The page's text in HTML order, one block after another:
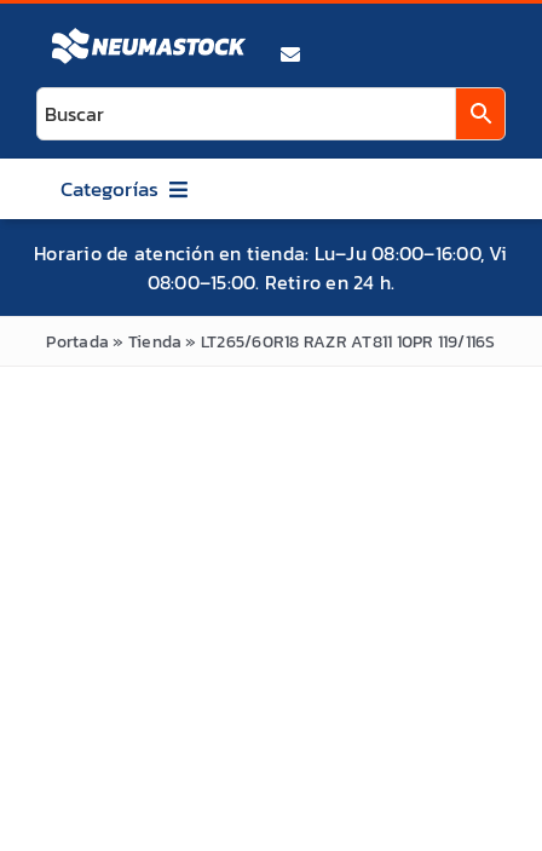
Saltar
contenido
Categorías
AUTO
CAMIONETA / SUV / 4X4
ATV / UTV / SXS
Horario de atención en tienda: Lu–Ju 08:00–16:00, Vi
08:00–15:00. Retiro en 24 h.
Portada» Tienda» LT265/60R18 RAZR AT811 10PR 119/116S